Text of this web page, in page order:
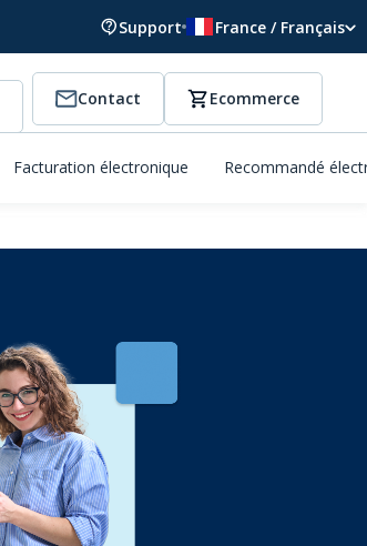
Support France / Français
Contact Ecommerce
Facturation électronique Recommandé